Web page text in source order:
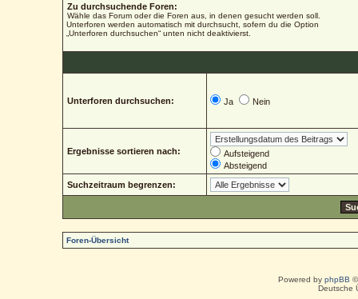
Zu durchsuchende Foren:
Wähle das Forum oder die Foren aus, in denen gesucht werden soll.
Unterforen werden automatisch mit durchsucht, sofern du die Option
„Unterforen durchsuchen“ unten nicht deaktivierst.
Unterforen durchsuchen: Ja Nein
Ergebnisse sortieren nach:
Aufsteigend
Absteigend
Suchzeitraum begrenzen:
Foren-Übersicht
Powered by phpBB
Deutsche